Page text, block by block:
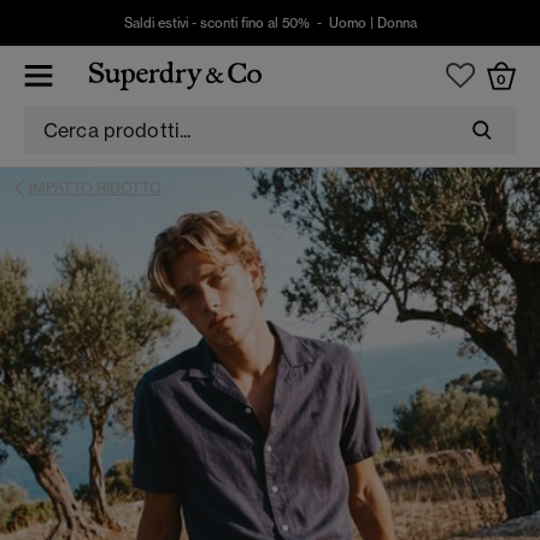
Saldi estivi - sconti fino al 50% - Uomo Donna
0
IMPATTO RIDOTTO